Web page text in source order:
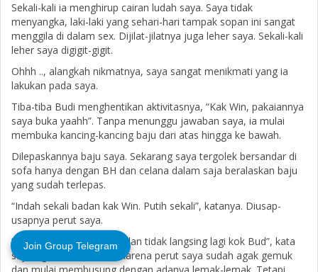
Sekali-kali ia menghirup cairan ludah saya. Saya tidak
menyangka, laki-laki yang sehari-hari tampak sopan ini sangat
menggila di dalam sex. Dijilat-jilatnya juga leher saya. Sekali-kali
leher saya digigit-gigit.
Ohhh .., alangkah nikmatnya, saya sangat menikmati yang ia
lakukan pada saya.
Tiba-tiba Budi menghentikan aktivitasnya, “Kak Win, pakaiannya
saya buka yaahh”. Tanpa menunggu jawaban saya, ia mulai
membuka kancing-kancing baju dari atas hingga ke bawah.
Dilepaskannya baju saya. Sekarang saya tergolek bersandar di
sofa hanya dengan BH dan celana dalam saja beralaskan baju
yang sudah terlepas.
“Indah sekali badan kak Win. Putih sekali”, katanya. Diusap-
usapnya perut saya.
“Ahh, kak Win sudah tua dan tidak langsing lagi kok Bud”, kata
saya agak sedikit malu, karena perut saya sudah agak gemuk
Join Group Telegram